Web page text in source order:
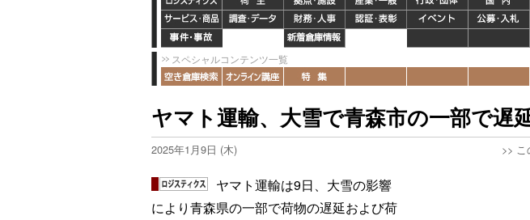
スペシャルコンテンツ一覧
ヤマト運輸、大雪で青森市の一部で遅
2025年1月9日 (木) >> こ
ヤマト運輸は9日、大雪の影響
により青森県の一部で荷物の遅延および荷